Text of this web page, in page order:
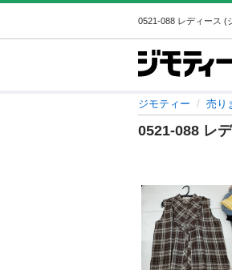
ジモティー 売り
0521-088 レ